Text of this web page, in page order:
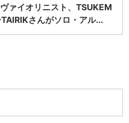
ヴァイオリニスト、TSUKEM
さんがソロ・アル...